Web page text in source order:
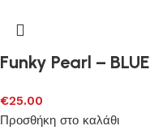
Funky Pearl – BLUE
€25.00
Προσθήκη στο καλάθι